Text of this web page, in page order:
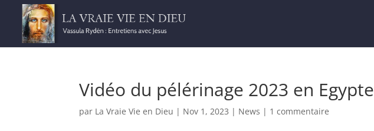
Vidéo du pélérinage 2023 en Egypte
par La Vraie Vie en Dieu | Nov 1, 2023 | News | 1 commentaire